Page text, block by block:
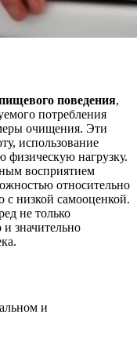
поведения,
потребления
очищения. Эти
использование
физическую нагрузку.
восприятием
относительно
с низкой самооценкой.
не только
значительно
и